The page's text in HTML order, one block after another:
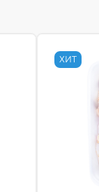
ХИТ